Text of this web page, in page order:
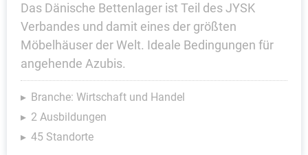
Das Dänische Bettenlager ist Teil des JYSK
Verbandes und damit eines der größten
Möbelhäuser der Welt. Ideale Bedingungen für
angehende Azubis.
Branche: Wirtschaft und Handel
2 Ausbildungen
45 Standorte